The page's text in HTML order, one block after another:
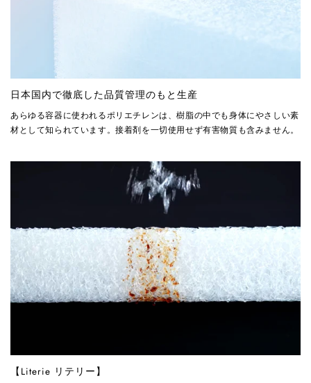
日本国内で徹底した品質管理のもと生産
あらゆる容器に使われるポリエチレンは、樹脂の中でも身体にやさしい素
材として知られています。接着剤を一切使用せず有害物質も含みません。
【Literie リテリー】